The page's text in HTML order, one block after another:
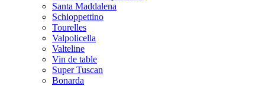
Santa Maddalena
Schioppettino
Tourelles
Valpolicella
Valteline
Vin de table
Super Tuscan
Bonarda